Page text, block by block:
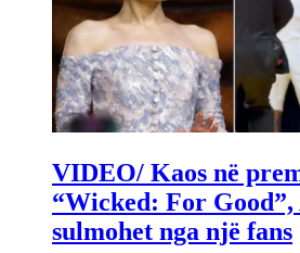
VIDEO/ Kaos në
“Wicked: For
sulmohet nga një fans